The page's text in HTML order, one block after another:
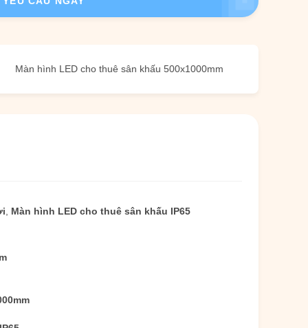
LED cho thuê sân khấu 500x1000mm Cho thuê bảng
Màn hình LED cho thuê sân khấu IP65